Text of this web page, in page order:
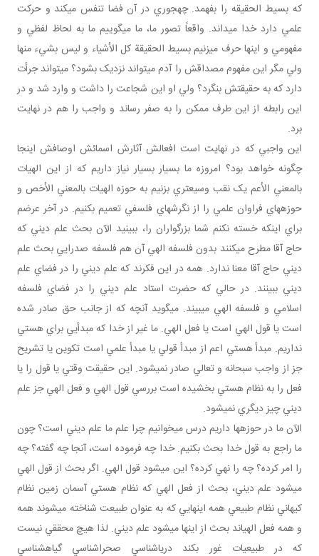
که بسيط الحقيقه را بفهمد. چه‎جوري در آن فضا تنفس مي‎کند و حرکت
علمي دارد خدا مي‎داند. واقعاً تصور ما، ما مي‎گوييم ما به لحاظ لفظي و
مفهومي و اينها حرف مي‎زنيم بسيط الحقيقة کل الأشياء و ليس بشيء منها
ولي مگر اين مفهوم مصداقش را آدم مي‎تواند نزديک بشود؟ مي‎تواند جرأت
دارد که به حقيقتش بنگرد؟ ولي او اين شجاعت را داشت و وارد شد و در
اين رابطه از اين طرف ممکن را به صفر رساند و واجب را هم در نهايت
برد.
اين واجبي که در نهايت است افعالش آثارش اسمائش اوصافش اينجا
چگونه خواهد بود؟ امروزه ما بسيار بسيار نياز داريم که از اين الهيات
بالمعني الأعم يک نقب وسيع‎تري بزنيم به حوزه الهيات بالمعني الأخص و
حوزه‎هاي فراوان علمي را از نگرش‎هاي فلسفي تعميم بکنيم. در آخر عرضم
براي اينکه خسته نکنم شما بزرگواران را، ببينيد الآن بحث علم ديني که
حاج آقا مطرح مي‎کنند بدون فلسفه الهي آن هم فلسفه صدرايي بحث علم
ديني حاج آقا معنا ندارد. همه در اين فکرند که علم ديني را در فضاي علم
ديني ببينند. در حالي که حضرت استاد علم ديني را در فضاي فلسفه
اسلامي و فلسفه الهي مي‎بيند. مي‎گويد آنچه که از جانب حق صادر شده
است يا قول الهي است يا فعل الهي. ما غير از خدا که مبدأيي براي هستي
نداريم. مبدأ هستي اعم از مبدأ قولي يا مبدأ علمي است تکوين يا تشريح
جز از واجب سبحانه و تعالي صادر نمي‎شود. اين حقيقت وقتي يا قول را يا
فعل را به نظام هستي بخشيده است بررسي قول الهي و فعل الهي جز علم
ديني چيز ديگري نمي‎شود.
الآن ما در حوزه‎ها داريم درس مي‎خوانيم چرا علم ما علم ديني است؟ چون
ما راجع به قول خدا بحث بکنيم. خدا چه فرموده است، آنجا چه گفته؟ چه
را امر کرده؟ چه را نهي کرده؟ اين مي‎شود قول الهي. اگر بحث از قول الهي
مي‎شود علم ديني، بحث از فعل الهي که نظام هستي آسمان زمين نظام
کيهاني نظام طبيعي همه اينهايي که به عنوان طبيعت شناخته مي‎شوند همه
و همه فعل الهي‎اند بحث از اينها مي‎شود علم ديني. لذا هيچ محققي نيست
که در طبيعيات غور بکند درياشناسي صحراشناسي گياه‎شناسي